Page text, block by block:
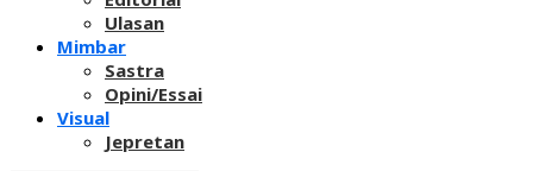
Ulasan
Mimbar
Sastra
Opini/Essai
Visual
Jepretan